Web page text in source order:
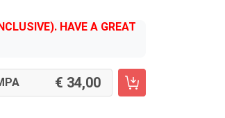
HAVE A GREAT
34,00